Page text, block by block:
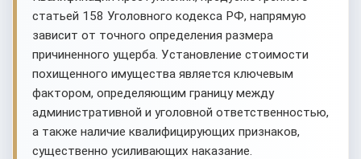
статьей 158 Уголовного кодекса РФ, напрямую
зависит от точного определения размера
причиненного ущерба. Установление стоимости
похищенного имущества является ключевым
фактором, определяющим границу между
административной и уголовной ответственностью,
а также наличие квалифицирующих признаков,
существенно усиливающих наказание.